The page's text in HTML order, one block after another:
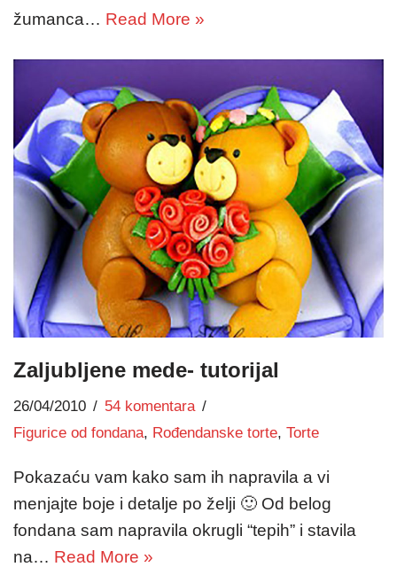
žumanca… Read More »
Zaljubljene mede- tutorijal
26/04/2010
54 komentara
Figurice od fondana, Rođendanske torte, Torte
Pokazaću vam kako sam ih napravila a vi
menjajte boje i detalje po želji 🙂 Od belog
fondana sam napravila okrugli “tepih” i stavila
na… Read More »